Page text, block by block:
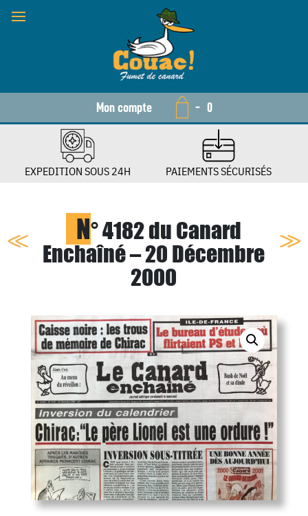
Mon compte - 0
EXPEDITION SOUS 24H PAIEMENTS SÉCURISÉS
N° 4182 du Canard
Enchaîné – 20 Décembre
2000